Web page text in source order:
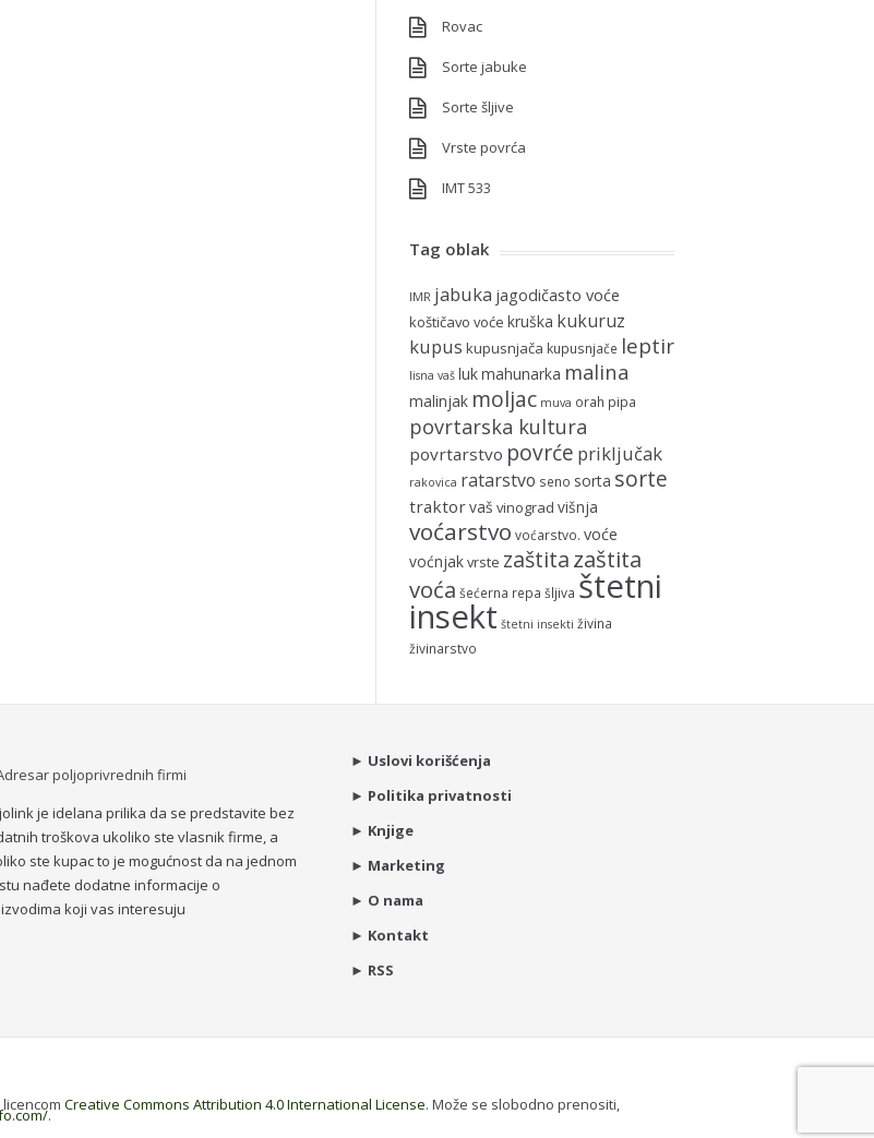
Rovac
Sorte jabuke
Sorte šljive
Vrste povrća
IMT 533
Tag oblak
IMR jabuka jagodičasto voće
koštičavo voće kruška kukuruz
kupus kupusnjača kupusnjače leptir
lisna vaš lukmahunarka malina
malinjak moljac muva orah pipa
povrtarska kultura
povrtarstvo povrće priključak
rakovica ratarstvo seno sorta sorte
traktorvaš vinograd višnja
voćarstvo voćarstvo. voće
voćnjakvrste zaštitazaštita
voća šećerna repa šljiva štetni
insekt štetni insekti živina
živinarstvo
je idelana prilika da se predstavite bez
troškova ukoliko ste vlasnik firme, a
ste kupac to je mogućnost da na jednom
nađete dodatne informacije o
koji vas interesuju
► Uslovi korišćenja
► Politika privatnosti
► Knjige
► Marketing
► O nama
► Kontakt
► RSS
Creative Commons Attribution 4.0 International License. Može se slobodno prenositi,
.